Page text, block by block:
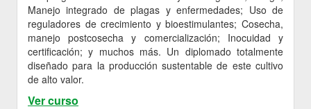
Manejo integrado de plagas y enfermedades; Uso de
reguladores de crecimiento y bioestimulantes; Cosecha,
manejo postcosecha y comercialización; Inocuidad y
certificación; y muchos más. Un diplomado totalmente
diseñado para la producción sustentable de este cultivo
de alto valor.
Ver curso